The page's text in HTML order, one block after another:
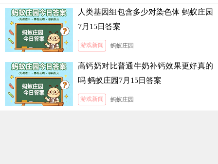
人类基因组包含多少对染色体 蚂蚁庄园
7月15日答案
游戏新闻 蚂蚁庄园
高钙奶对比普通牛奶补钙效果更好真的
吗 蚂蚁庄园7月15日答案
游戏新闻 蚂蚁庄园